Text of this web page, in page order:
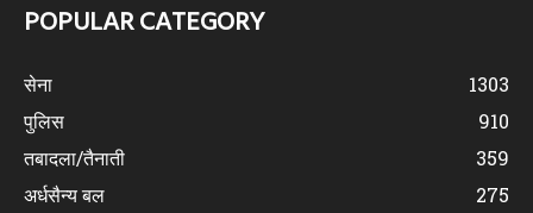
POPULAR CATEGORY
सेना
1303
पुलिस
910
तबादला/तैनाती
359
अर्धसैन्य बल
275